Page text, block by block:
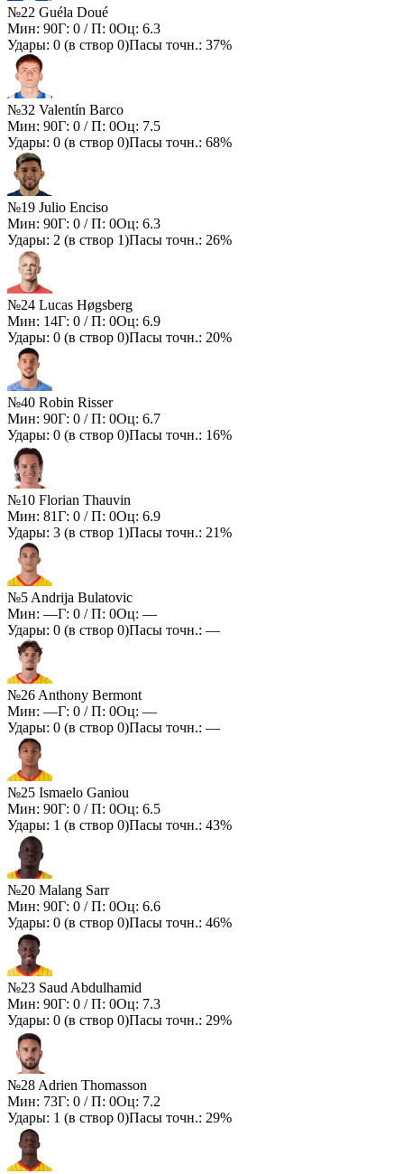
№22 Guéla Doué
Мин: 90Г: 0 / П: 0Оц: 6.3
Удары: 0 (в створ 0)Пасы точн.: 37%
№32 Valentín Barco
Мин: 90Г: 0 / П: 0Оц: 7.5
Удары: 0 (в створ 0)Пасы точн.: 68%
№19 Julio Enciso
Мин: 90Г: 0 / П: 0Оц: 6.3
Удары: 2 (в створ 1)Пасы точн.: 26%
№24 Lucas Høgsberg
Мин: 14Г: 0 / П: 0Оц: 6.9
Удары: 0 (в створ 0)Пасы точн.: 20%
№40 Robin Risser
Мин: 90Г: 0 / П: 0Оц: 6.7
Удары: 0 (в створ 0)Пасы точн.: 16%
№10 Florian Thauvin
Мин: 81Г: 0 / П: 0Оц: 6.9
Удары: 3 (в створ 1)Пасы точн.: 21%
№5 Andrija Bulatovic
Мин: —Г: 0 / П: 0Оц: —
Удары: 0 (в створ 0)Пасы точн.: —
№26 Anthony Bermont
Мин: —Г: 0 / П: 0Оц: —
Удары: 0 (в створ 0)Пасы точн.: —
№25 Ismaelo Ganiou
Мин: 90Г: 0 / П: 0Оц: 6.5
Удары: 1 (в створ 0)Пасы точн.: 43%
№20 Malang Sarr
Мин: 90Г: 0 / П: 0Оц: 6.6
Удары: 0 (в створ 0)Пасы точн.: 46%
№23 Saud Abdulhamid
Мин: 90Г: 0 / П: 0Оц: 7.3
Удары: 0 (в створ 0)Пасы точн.: 29%
№28 Adrien Thomasson
Мин: 73Г: 0 / П: 0Оц: 7.2
Удары: 1 (в створ 0)Пасы точн.: 29%